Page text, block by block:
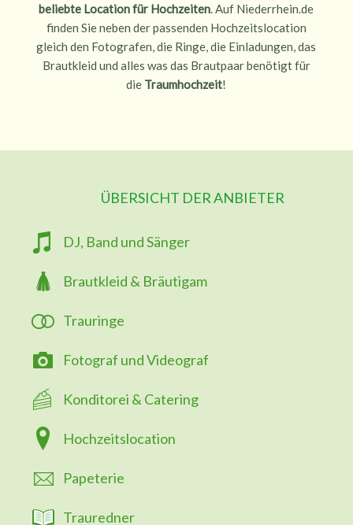
beliebte Location für Hochzeiten. Auf Niederrhein.de
finden Sie neben der passenden Hochzeitslocation
gleich den Fotografen, die Ringe, die Einladungen, das
Brautkleid und alles was das Brautpaar benötigt für
die Traumhochzeit!
ÜBERSICHT DER ANBIETER
DJ, Band und Sänger
Brautkleid & Bräutigam
Trauringe
Fotograf und Videograf
Konditorei & Catering
Hochzeitslocation
Papeterie
Trauredner